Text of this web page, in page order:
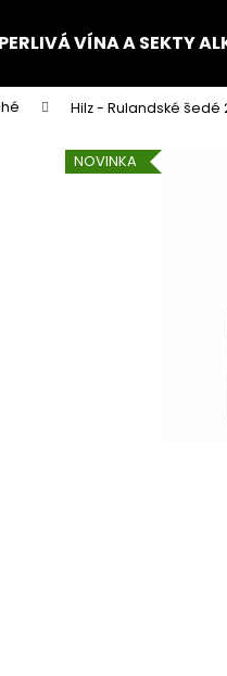
PERLIVÁ VÍNA A SEKTY
Hilz - Rulandské
NOVINKA
Co